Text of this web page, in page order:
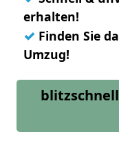
erhalten!
✓ Finden Sie
Umzug!